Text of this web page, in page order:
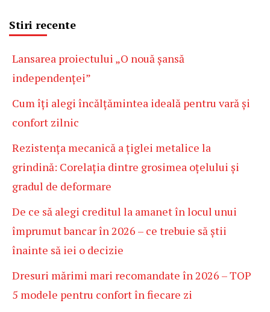
Stiri recente
Lansarea proiectului „O nouă șansă
independenței”
Cum îți alegi încălțămintea ideală pentru vară și
confort zilnic
Rezistența mecanică a țiglei metalice la
grindină: Corelația dintre grosimea oțelului și
gradul de deformare
De ce să alegi creditul la amanet în locul unui
împrumut bancar în 2026 – ce trebuie să știi
înainte să iei o decizie
Dresuri mărimi mari recomandate în 2026 – TOP
5 modele pentru confort în fiecare zi